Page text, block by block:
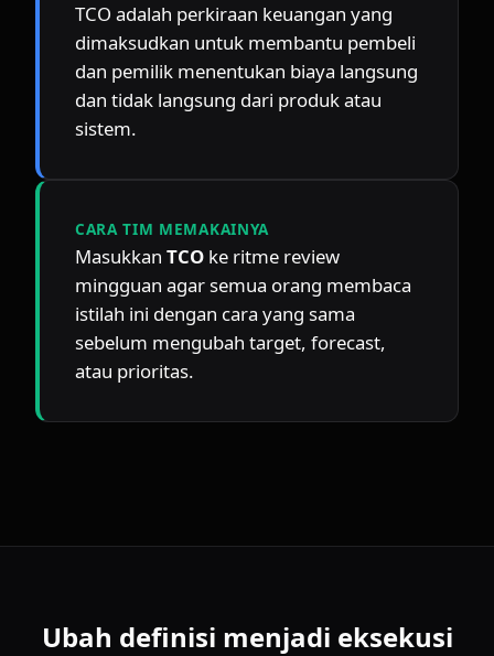
TCO adalah perkiraan keuangan yang
dimaksudkan untuk membantu pembeli
dan pemilik menentukan biaya langsung
dan tidak langsung dari produk atau
sistem.
CARA TIM MEMAKAINYA
Masukkan TCO ke ritme review
mingguan agar semua orang membaca
istilah ini dengan cara yang sama
sebelum mengubah target, forecast,
atau prioritas.
Ubah definisi menjadi eksekusi